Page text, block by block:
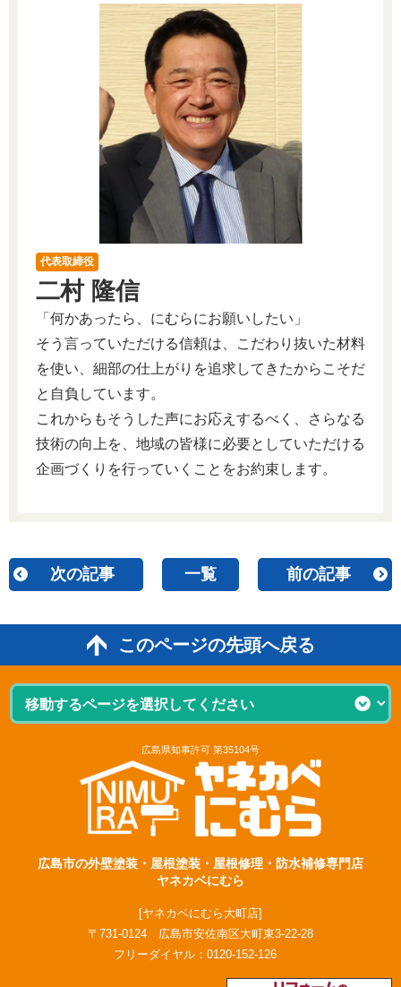
代表取締役
二村 隆信
「何かあったら、にむらにお願いしたい」
そう言っていただける信頼は、こだわり抜いた材料
を使い、細部の仕上がりを追求してきたからこそだ
と自負しています。
これからもそうした声にお応えするべく、さらなる
技術の向上を、地域の皆様に必要としていただける
企画づくりを行っていくことをお約束します。
次の記事 一覧 前の記事
このページの先頭へ戻る
広島県知事許可 第35104号
広島市の外壁塗装・屋根塗装・屋根修理・防水補修専門店
ヤネカベにむら
[ヤネカベにむら大町店]
〒731-0124 広島市安佐南区大町東3-22-28
フリーダイヤル： 0120-152-126